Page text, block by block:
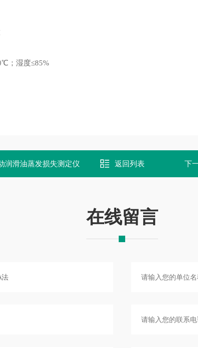
；湿度≤85%
润滑油蒸发损失测定仪 返回列表 下
在线留言